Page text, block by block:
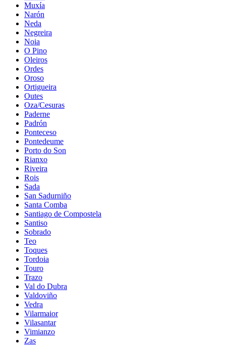
Muxía
Narón
Neda
Negreira
Noia
O Pino
Oleiros
Ordes
Oroso
Ortigueira
Outes
Oza/Cesuras
Paderne
Padrón
Ponteceso
Pontedeume
Porto do Son
Rianxo
Riveira
Rois
Sada
San Sadurniño
Santa Comba
Santiago de Compostela
Santiso
Sobrado
Teo
Toques
Tordoia
Touro
Trazo
Val do Dubra
Valdoviño
Vedra
Vilarmaior
Vilasantar
Vimianzo
Zas